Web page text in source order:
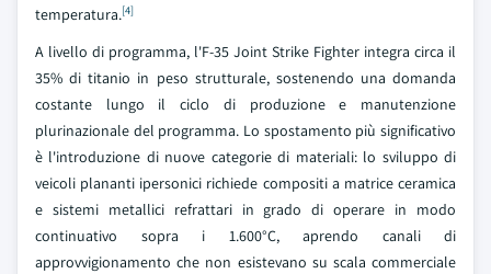
temperatura.[4]
A livello di programma, l'F-35 Joint Strike Fighter integra circa il
35% di titanio in peso strutturale, sostenendo una domanda
costante lungo il ciclo di produzione e manutenzione
plurinazionale del programma. Lo spostamento più significativo
è l'introduzione di nuove categorie di materiali: lo sviluppo di
veicoli plananti ipersonici richiede compositi a matrice ceramica
e sistemi metallici refrattari in grado di operare in modo
continuativo sopra i 1.600°C, aprendo canali di
approvvigionamento che non esistevano su scala commerciale